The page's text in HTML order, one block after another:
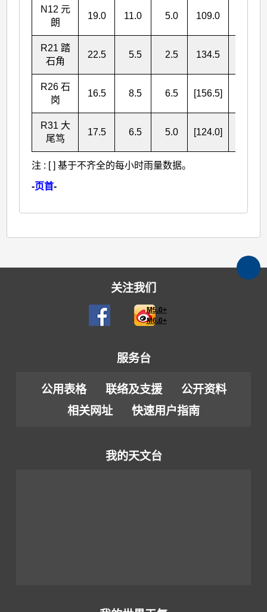
N12 元
朗
19.0 11.0 5.0 109.0
R21 踏
石角
22.5 5.5 2.5 134.5
R26 石
岗
16.5 8.5 6.5 [156.5]
R31 大
尾笃
17.5 6.5 5.0 [124.0]
注 : [ ] 基于不齐全的每小时雨量数据。
-页首-
关注我们
M5.0+
M6.0+
服务台
公用表格 联络及支援
公开资料
相关网址
快速用户指南
我的天文台